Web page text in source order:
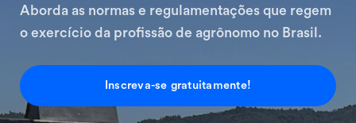
Aborda as normas e regulamentações que regem
o exercício da profissão de agrônomo no Brasil.
Inscreva-se gratuitamente!